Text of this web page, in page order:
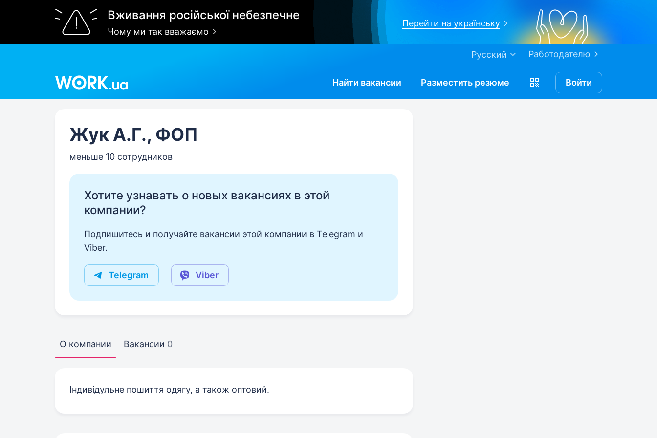
Вживання російської небезпечне
Чому ми так вважаємо
Перейти на українську
Работодателю
Русский
Найти вакансии Разместить резюме Войти
Жук А.Г., ФОП
меньше 10 сотрудников
Хотите узнавать о новых вакансиях в этой
компании?
Подпишитесь и получайте вакансии этой компании в Telegram и
Viber.
Telegram Viber
О компании Вакансии 0
Індивідульне пошиття одягу, а також оптовий.